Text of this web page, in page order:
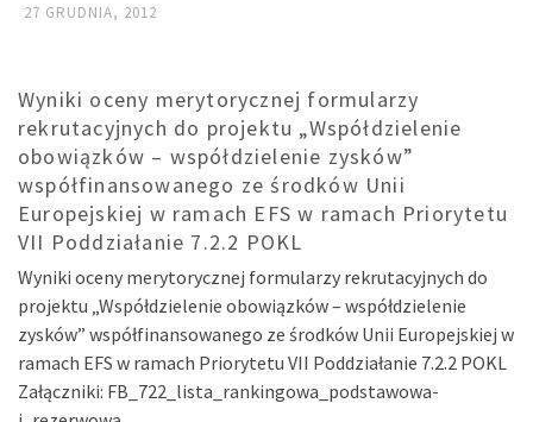
27 GRUDNIA, 2012
Wyniki oceny merytorycznej formularzy
rekrutacyjnych do projektu „Współdzielenie
obowiązków – współdzielenie zysków”
współfinansowanego ze środków Unii
Europejskiej w ramach EFS w ramach Priorytetu
VII Poddziałanie 7.2.2 POKL
Wyniki oceny merytorycznej formularzy rekrutacyjnych do
projektu „Współdzielenie obowiązków – współdzielenie
zysków” współfinansowanego ze środków Unii Europejskiej w
ramach EFS w ramach Priorytetu VII Poddziałanie 7.2.2 POKL
Załączniki: FB_722_lista_rankingowa_podstawowa-